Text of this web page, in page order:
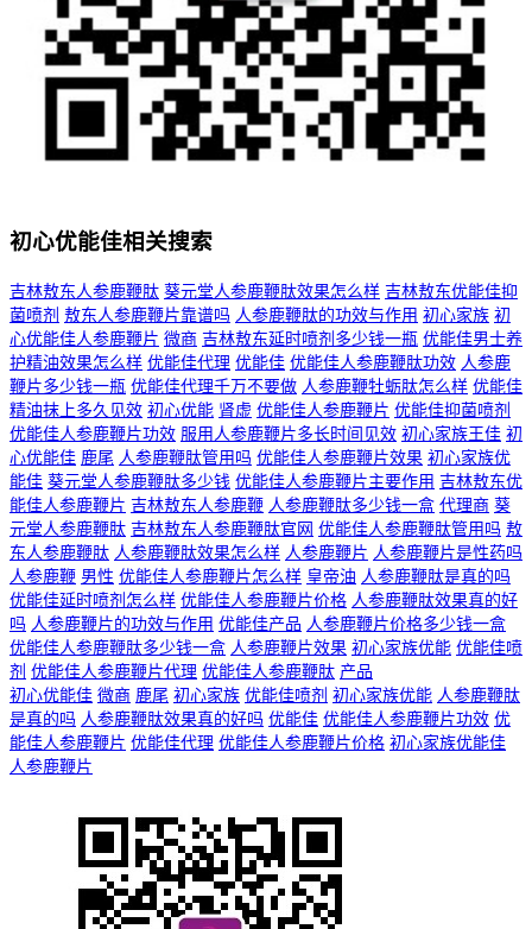
初心优能佳相关搜索
吉林敖东人参鹿鞭肽 葵元堂人参鹿鞭肽效果怎么样 吉林敖东优能佳抑
菌喷剂 敖东人参鹿鞭片靠谱吗 人参鹿鞭肽的功效与作用 初心家族 初
心优能佳人参鹿鞭片 微商 吉林敖东延时喷剂多少钱一瓶 优能佳男士养
护精油效果怎么样 优能佳代理 优能佳 优能佳人参鹿鞭肽功效 人参鹿
鞭片多少钱一瓶 优能佳代理千万不要做 人参鹿鞭牡蛎肽怎么样 优能佳
精油抹上多久见效 初心优能 肾虚 优能佳人参鹿鞭片 优能佳抑菌喷剂
优能佳人参鹿鞭片功效 服用人参鹿鞭片多长时间见效 初心家族王佳 初
心优能佳 鹿尾 人参鹿鞭肽管用吗 优能佳人参鹿鞭片效果 初心家族优
能佳 葵元堂人参鹿鞭肽多少钱 优能佳人参鹿鞭片主要作用 吉林敖东优
能佳人参鹿鞭片 吉林敖东人参鹿鞭 人参鹿鞭肽多少钱一盒 代理商 葵
元堂人参鹿鞭肽 吉林敖东人参鹿鞭肽官网 优能佳人参鹿鞭肽管用吗 敖
东人参鹿鞭肽 人参鹿鞭肽效果怎么样 人参鹿鞭片 人参鹿鞭片是性药吗
人参鹿鞭 男性 优能佳人参鹿鞭片怎么样 皇帝油 人参鹿鞭肽是真的吗
优能佳延时喷剂怎么样 优能佳人参鹿鞭片价格 人参鹿鞭肽效果真的好
吗 人参鹿鞭片的功效与作用 优能佳产品 人参鹿鞭片价格多少钱一盒
优能佳人参鹿鞭肽多少钱一盒 人参鹿鞭片效果 初心家族优能 优能佳喷
剂 优能佳人参鹿鞭片代理 优能佳人参鹿鞭肽 产品
初心优能佳 微商 鹿尾 初心家族 优能佳喷剂 初心家族优能 人参鹿鞭肽
是真的吗 人参鹿鞭肽效果真的好吗 优能佳 优能佳人参鹿鞭片功效 优
能佳人参鹿鞭片 优能佳代理 优能佳人参鹿鞭片价格 初心家族优能佳
人参鹿鞭片